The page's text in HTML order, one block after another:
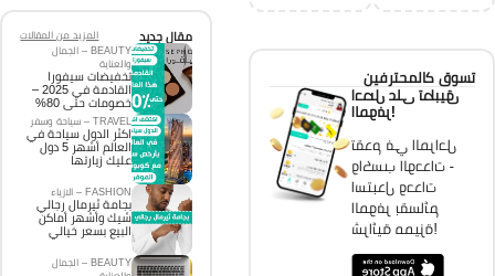
تسوق كالمحترفين
احصل على تطبيق
الموفر!
تقدم في المراحل
واكسب الوحدات -
استبدل وحدات
الموفر بقسائم
شرائية مميزة!
مقال جديد
المزيد من المقالات
BEAUTY – الجمال
والعناية
تخفيضات سيفورا
القادمة في 2025 –
خصومات حتى 80%
TRAVEL – سياحة وسفر
اكثر الدول سياحة في
العالم أشهر 5 دول
عليك زيارتها
FASHION – الازياء
بجامة ثيرمال رجالي
شيك وأشهر أماكن
البيع بسعر خيالي
BEAUTY – الجمال